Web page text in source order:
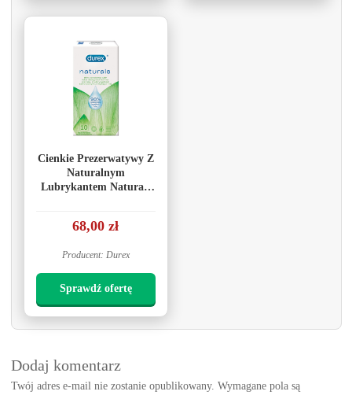
Cienkie Prezerwatywy Z
Naturalnym
Lubrykantem Naturals
68,00 zł
Producent: Durex
Sprawdź ofertę
Dodaj komentarz
Twój adres e-mail nie zostanie opublikowany. Wymagane pola są